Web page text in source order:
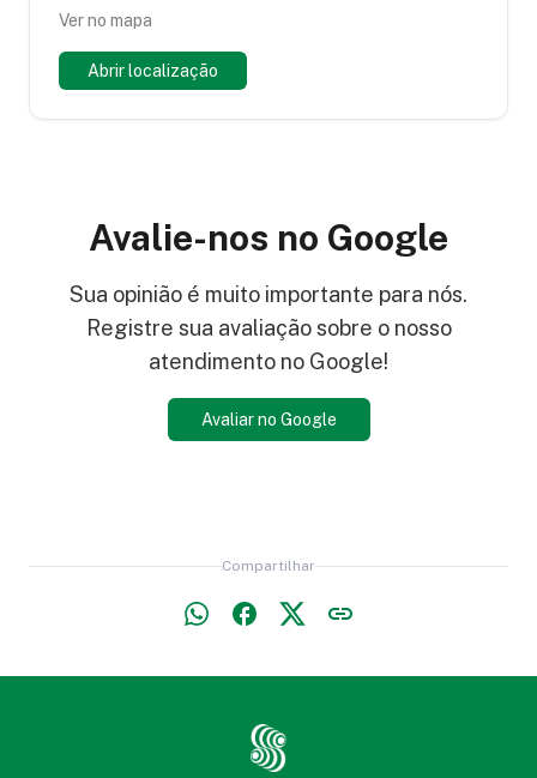
Ver no mapa
Abrir localização
Avalie-nos no Google
Sua opinião é muito importante para nós.
Registre sua avaliação sobre o nosso
atendimento no Google!
Avaliar no Google
Compartilhar